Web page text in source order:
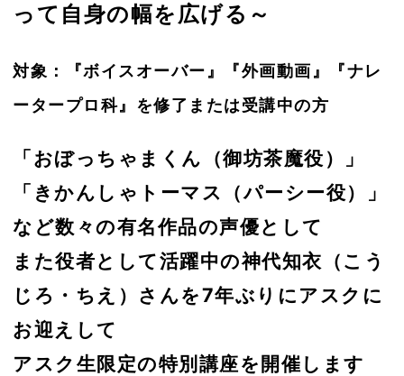
って自身の幅を広げる～
対象：『ボイスオーバー』『外画動画』『ナレ
ータープロ科』を修了または受講中の方
「おぼっちゃまくん（御坊茶魔役）」
「きかんしゃトーマス（パーシー役）」
など数々の有名作品の声優として
また役者として活躍中の神代知衣（こう
じろ・ちえ）さんを7年ぶりにアスクに
お迎えして
アスク生限定の特別講座を開催します